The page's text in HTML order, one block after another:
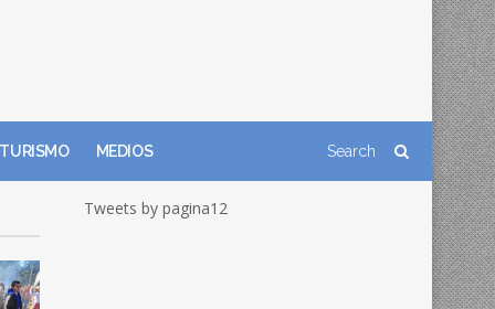
TURISMO MEDIOS
Tweets by pagina12